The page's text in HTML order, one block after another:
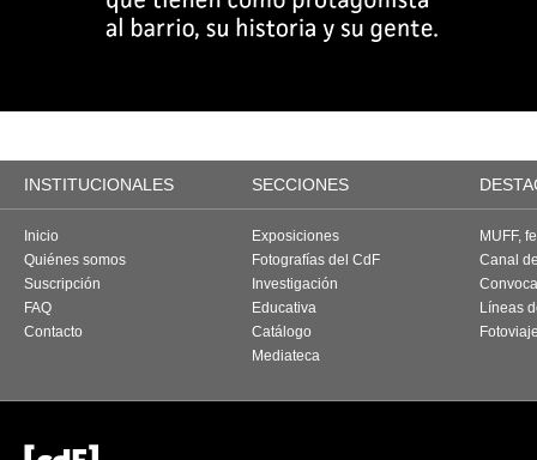
INSTITUCIONALES SECCIONES
Inicio
Quiénes somos
Suscripción
FAQ
Contacto
Exposiciones
Fotografías del CdF
Investigación
Educativa
Catálogo
Mediateca
MUFF,
Canal
Líneas